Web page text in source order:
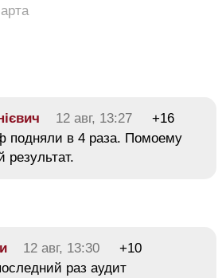
12 авг, 13:27
+16
подняли в 4 раза. Помоему
результат.
12 авг, 13:30
+10
раз аудит